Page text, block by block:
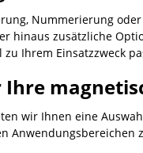
Nummerierung
hinaus zusätzliche
zu Ihrem Einsatzzweck
wir Ihnen eine
Anwendungsbereichen